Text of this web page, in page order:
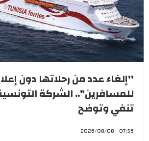
''إلغاء عدد من رحلاتها دون
للمسافرين".. الشركة
تنفي وتوضح
07:56 - 2026/08/08